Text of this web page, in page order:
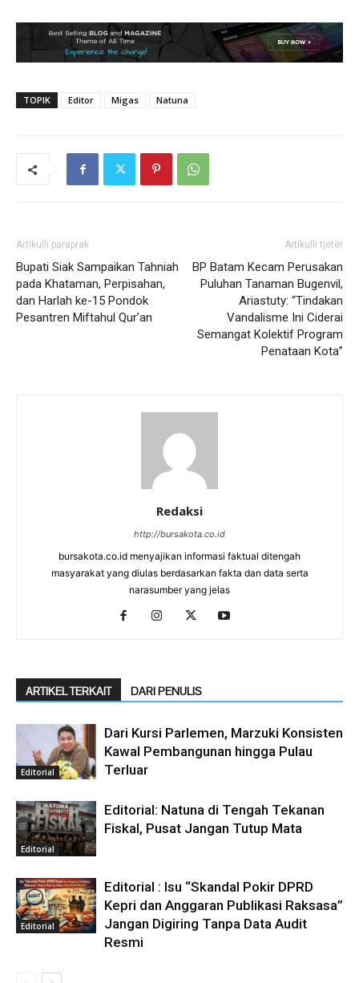
TOPIK Editor Migas Natuna
Artikulli paraprak
Bupati Siak Sampaikan Tahniah
pada Khataman, Perpisahan,
dan Harlah ke-15 Pondok
Pesantren Miftahul Qur’an
Artikulli tjetër
BP Batam Kecam Perusakan
Puluhan Tanaman Bugenvil,
Ariastuty: “Tindakan
Vandalisme Ini Ciderai
Semangat Kolektif Program
Penataan Kota”
Redaksi
http://bursakota.co.id
bursakota.co.id menyajikan informasi faktual ditengah
masyarakat yang diulas berdasarkan fakta dan data serta
narasumber yang jelas
ARTIKEL TERKAIT DARI PENULIS
Editorial
Dari Kursi Parlemen, Marzuki Konsisten
Kawal Pembangunan hingga Pulau
Terluar
Editorial
Editorial: Natuna di Tengah Tekanan
Fiskal, Pusat Jangan Tutup Mata
Editorial
Editorial : Isu “Skandal Pokir DPRD
Kepri dan Anggaran Publikasi Raksasa”
Jangan Digiring Tanpa Data Audit
Resmi